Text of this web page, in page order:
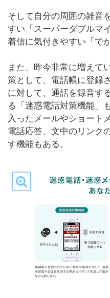
そして自分の周囲の雑音
すい「スーパーダブルマ
着信に気付きやすい「で
また、昨今非常に増えて
策として、電話帳に登録
に対して、通話を録音す
る「迷惑電話対策機能」
入ったメールやショート
電話応答、文中のリンク
す機能もある。